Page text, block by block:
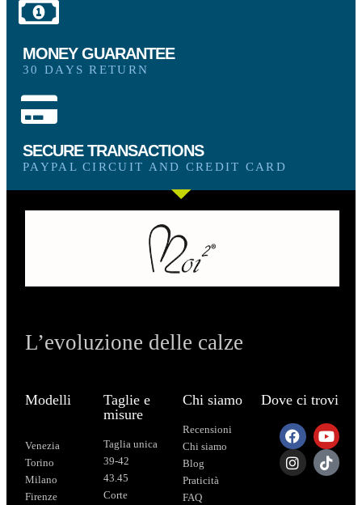
MONEY GUARANTEE
30 DAYS RETURN
SECURE TRANSACTIONS
PAYPAL CIRCUIT AND CREDIT CARD
L’evoluzione delle calze
Modelli
Venezia
Torino
Milano
Firenze
Taglie e
misure
Taglia unica
39-42
43.45
Corte
Chi siamo
Recensioni
Chi siamo
Blog
Praticità
FAQ
Dove ci trovi